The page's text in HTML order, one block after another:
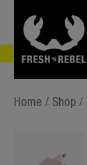
Home / Shop /